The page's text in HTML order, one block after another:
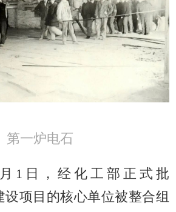
第一炉电石
日，经化工部正式批
设项目的核心单位被整合组